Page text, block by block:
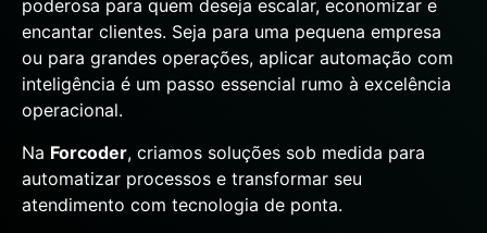
poderosa para quem deseja escalar, economizar e
encantar clientes. Seja para uma pequena empresa
ou para grandes operações, aplicar automação com
inteligência é um passo essencial rumo à excelência
operacional.
Na Forcoder, criamos soluções sob medida para
automatizar processos e transformar seu
atendimento com tecnologia de ponta.